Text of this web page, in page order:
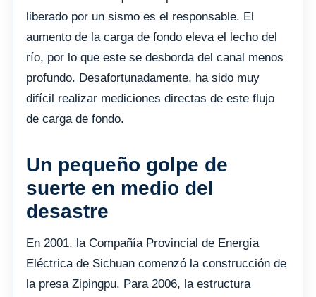
liberado por un sismo es el responsable. El
aumento de la carga de fondo eleva el lecho del
río, por lo que este se desborda del canal menos
profundo. Desafortunadamente, ha sido muy
difícil realizar mediciones directas de este flujo
de carga de fondo.
Un pequeño golpe de
suerte en medio del
desastre
En 2001, la Compañía Provincial de Energía
Eléctrica de Sichuan comenzó la construcción de
la presa Zipingpu. Para 2006, la estructura